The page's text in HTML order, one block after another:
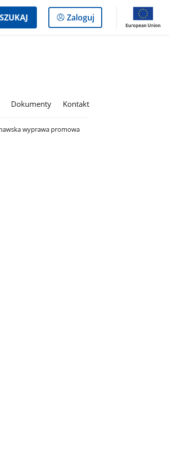
SZUKAJ
Logowanie
do
Zaloguj
Dokumenty Kontakt
wyprawa promowa